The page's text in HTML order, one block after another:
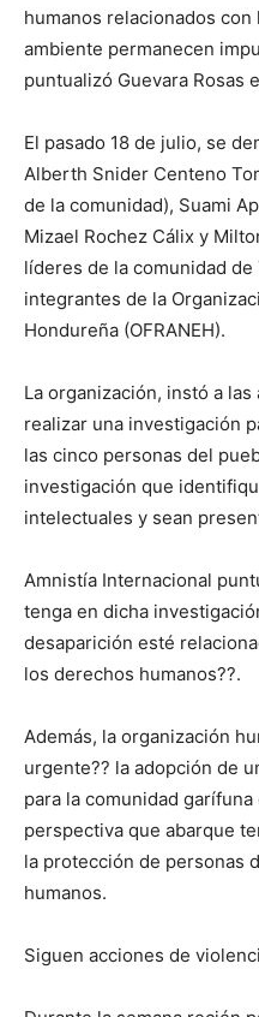
humanos relacionados
ambiente permanecen
puntualizó Guevara Rosas
El pasado 18 de julio, se
Alberth Snider Centeno
de la comunidad), Suami
Mizael Rochez Cálix y
líderes de la comunidad
integrantes de la
Hondureña (OFRANEH).
La organización, instó a
realizar una investigación
las cinco personas del
investigación que
intelectuales y sean
Amnistía Internacional
tenga en dicha
desaparición esté
los derechos humanos??.
Además, la organización
urgente?? la adopción de
para la comunidad
perspectiva que abarque
la protección de personas
humanos.
Siguen acciones de